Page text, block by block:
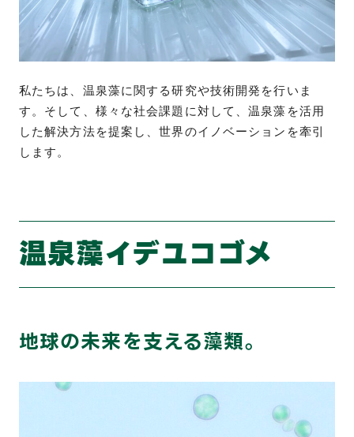
私たちは、温泉藻に関する研究や技術開発を行いま
す。そして、様々な社会課題に対して、温泉藻を活用
した解決方法を提案し、世界のイノベーションを牽引
します。
温泉藻イデユコゴメ
地球の未来を支える藻類。